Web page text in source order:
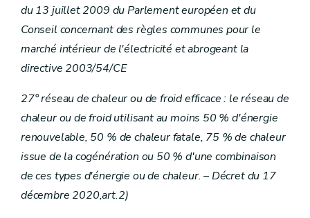
du 13 juillet 2009 du Parlement européen et du
Conseil concernant des règles communes pour le
marché intérieur de l'électricité et abrogeant la
directive 2003/54/CE
27° réseau de chaleur ou de froid efficace : le réseau de
chaleur ou de froid utilisant au moins 50 % d'énergie
renouvelable, 50 % de chaleur fatale, 75 % de chaleur
issue de la cogénération ou 50 % d'une combinaison
de ces types d'énergie ou de chaleur. – Décret du 17
décembre 2020,art.2)